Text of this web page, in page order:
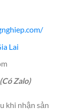
Lai
Zalo)
khi nhận sản